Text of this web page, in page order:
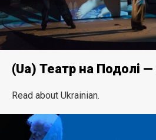
(Ua) Театр на Подолі
Read about Ukrainian.